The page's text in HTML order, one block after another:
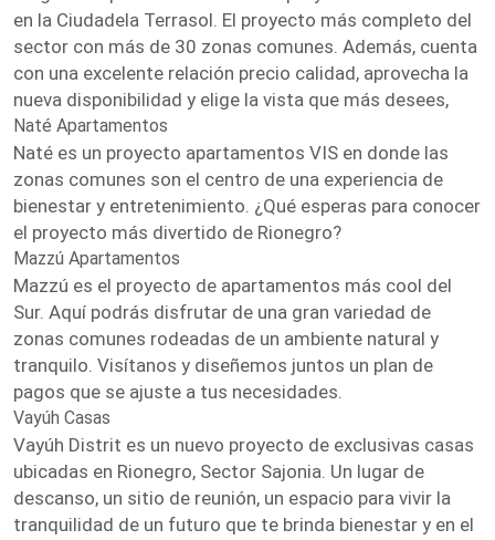
en la Ciudadela Terrasol. El proyecto más completo del
sector con más de 30 zonas comunes. Además, cuenta
con una excelente relación precio calidad, aprovecha la
nueva disponibilidad y elige la vista que más desees,
Naté Apartamentos
Naté es un proyecto apartamentos VIS en donde las
zonas comunes son el centro de una experiencia de
bienestar y entretenimiento. ¿Qué esperas para conocer
el proyecto más divertido de Rionegro?
Mazzú Apartamentos
Mazzú es el proyecto de apartamentos más cool del
Sur. Aquí podrás disfrutar de una gran variedad de
zonas comunes rodeadas de un ambiente natural y
tranquilo. Visítanos y diseñemos juntos un plan de
pagos que se ajuste a tus necesidades.
Vayúh Casas
Vayúh Distrit es un nuevo proyecto de exclusivas casas
ubicadas en Rionegro, Sector Sajonia. Un lugar de
descanso, un sitio de reunión, un espacio para vivir la
tranquilidad de un futuro que te brinda bienestar y en el